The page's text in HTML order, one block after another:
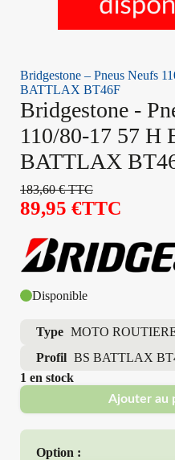
Bridgestone – Pneus Neufs
BATTLAX BT46F
Bridgestone -
110/80-17 57 H
BATTLAX
183,60€TTC
89,95 €TTC
Disponible
Type MOTO
Profil BS BATTLAX
1 en stock
Ajouter au
Option :